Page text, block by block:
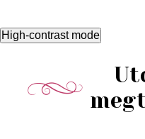
High-contrast mode